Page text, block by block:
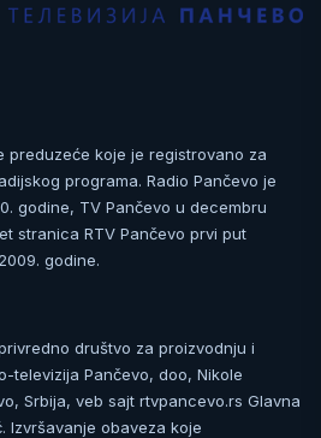
preduzeće koje je registrovano za
programa. Radio Pančevo je
godine, TV Pančevo u decembru
stranica RTV Pančevo prvi put
godine.
privredno društvo za proizvodnju i
televizija Pančevo, doo, Nikole
Srbija, veb sajt rtvpancevo.rs Glavna
Izvršavanje obaveza koje